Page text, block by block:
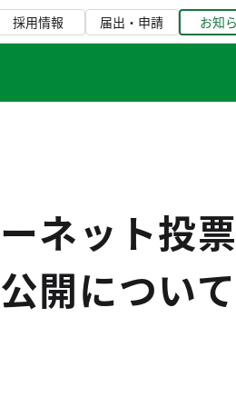
採用情報 届出・申請 お知
ネット投
開について